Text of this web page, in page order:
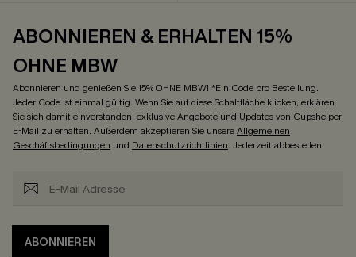
ABONNIEREN & ERHALTEN 15%
OHNE MBW
Abonnieren und genießen Sie 15% OHNE MBW! *Ein Code pro Bestellung.
Jeder Code ist einmal gültig. Wenn Sie auf diese Schaltfläche klicken, erklären
Sie sich damit einverstanden, exklusive Angebote und Updates von Cupshe per
E-Mail zu erhalten. Außerdem akzeptieren Sie unsereAllgemeinen
Geschäftsbedingungen und Datenschutzrichtlinien. Jederzeit abbestellen.
ABONNIEREN